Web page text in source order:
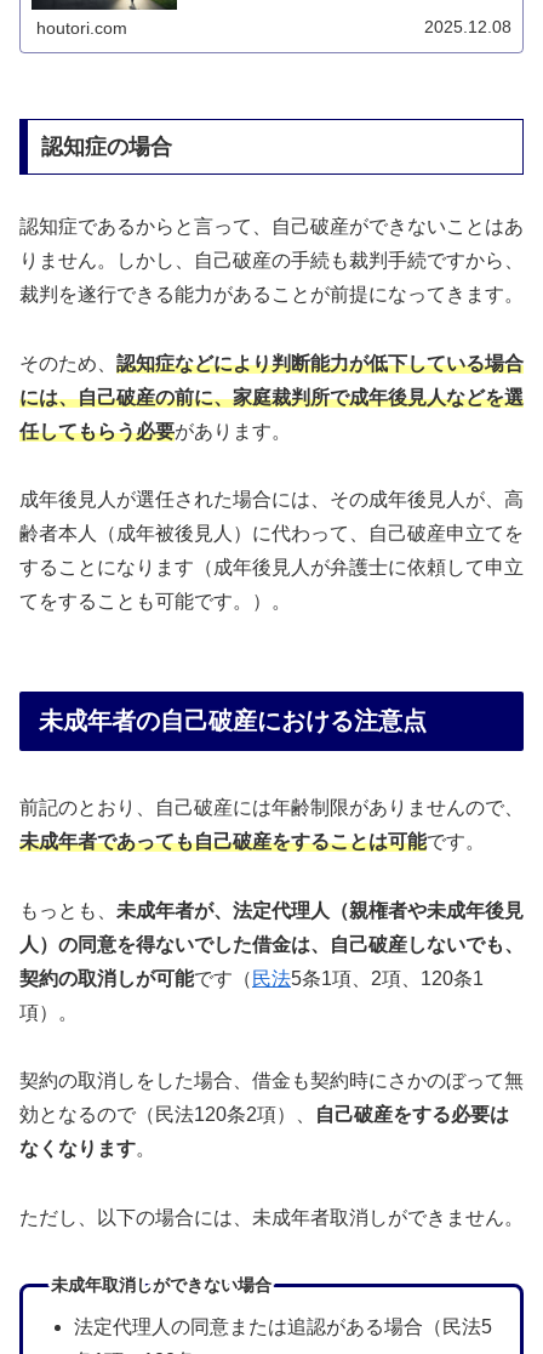
houtori.com 2025.12.08
認知症の場合
認知症であるからと言って、自己破産ができないことはあ
りません。しかし、自己破産の手続も裁判手続ですから、
裁判を遂行できる能力があることが前提になってきます。
そのため、 認知症などにより判断能力が低下している場合
には、自己破産の前に、家庭裁判所で成年後見人などを選
任してもらう必要があります。
成年後見人が選任された場合には、その成年後見人が、高
齢者本人（成年被後見人）に代わって、自己破産申立てを
することになります（成年後見人が弁護士に依頼して申立
てをすることも可能です。）。
未成年者の自己破産における注意点
前記のとおり、自己破産には年齢制限がありませんので、
未成年者であっても自己破産をすることは可能です。
もっとも、 未成年者が、法定代理人（親権者や未成年後見
人）の同意を得ないでした借金は、自己破産しないでも、
契約の取消しが可能です（ 民法5条1項、2項、120条1
項）。
契約の取消しをした場合、借金も契約時にさかのぼって無
効となるので（民法120条2項）、
自己破産をする必要は
なくなります。
ただし、以下の場合には、未成年者取消しができません。
未成年取消しができない場合
法定代理人の同意または追認がある場合（民法5